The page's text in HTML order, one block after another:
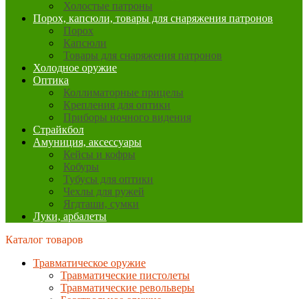
Холостые патроны
Порох, капсюли, товары для снаряжения патронов
Порох
Капсюли
Товары для снаряжения патронов
Холодное оружие
Оптика
Коллиматорные прицелы
Крепления для оптики
Приборы ночного видения
Страйкбол
Амуниция, аксессуары
Кейсы и кофры
Кобуры
Тубусы для оптики
Чехлы для ружей
Ягдташи, сумки
Луки, арбалеты
Каталог товаров
Травматическое оружие
Травматические пистолеты
Травматические револьверы